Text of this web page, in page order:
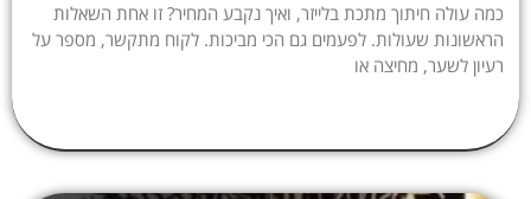
כמה עולה חיתוך מתכת בלייזר, ואיך נקבע המחיר? זו אחת השאלות
הראשונות שעולות. לפעמים גם הכי מביכות. לקוח מתקשר, מספר על
רעיון לשער, מחיצה או